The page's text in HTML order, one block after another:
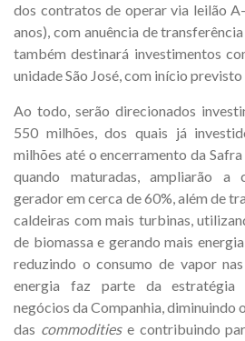
dos contratos de operar via leilão
anos), com anuência de
também destinará investimentos
unidade São José, com início
Ao todo, serão direcionados
550 milhões, dos quais já
milhões até o encerramento da
quando maturadas, ampliarão a
gerador em cerca de 60%, além de
caldeiras com mais turbinas,
de biomassa e gerando mais
reduzindo o consumo de vapor
energia faz parte da estratégia
negócios da Companhia, diminuindo
das commoditiese contribuindo